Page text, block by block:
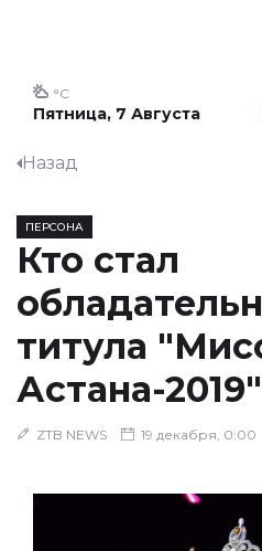
Пятница, 7 Августа
°C
Назад
ПЕРСОНА
Кто стал
титула
Астана-2019"
ZTB NEWS 19 декабря, 0:00